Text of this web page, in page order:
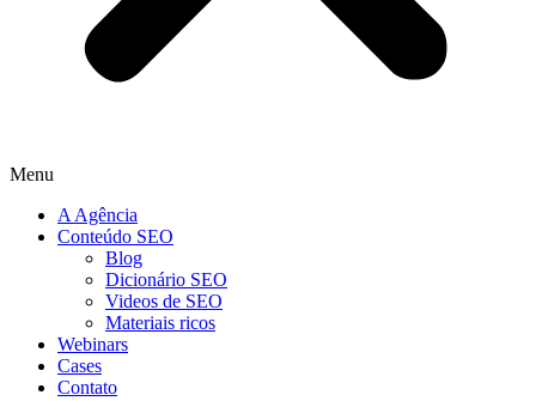
Menu
A Agência
Conteúdo SEO
Blog
Dicionário SEO
Videos de SEO
Materiais ricos
Webinars
Cases
Contato